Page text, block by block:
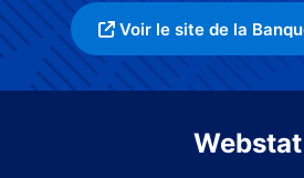
Voir le site de la
Webstat